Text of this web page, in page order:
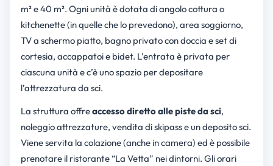
m² e 40 m². Ogni unità è dotata di angolo cottura o
kitchenette (in quelle che lo prevedono), area soggiorno,
TV a schermo piatto, bagno privato con doccia e set di
cortesia, accappatoi e bidet. L’entrata è privata per
ciascuna unità e c’è uno spazio per depositare
l’attrezzatura da sci.
La struttura offreaccesso diretto alle piste da sci,
noleggio attrezzature, vendita di skipass e un deposito sci.
Viene servita la colazione (anche in camera) ed è possibile
prenotare il ristorante “La Vetta” nei dintorni. Gli orari